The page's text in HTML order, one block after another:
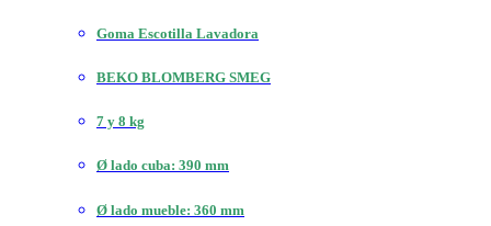
Goma Escotilla Lavadora
BEKO BLOMBERG SMEG
7 y 8 kg
Ø lado cuba: 390 mm
Ø lado mueble: 360 mm